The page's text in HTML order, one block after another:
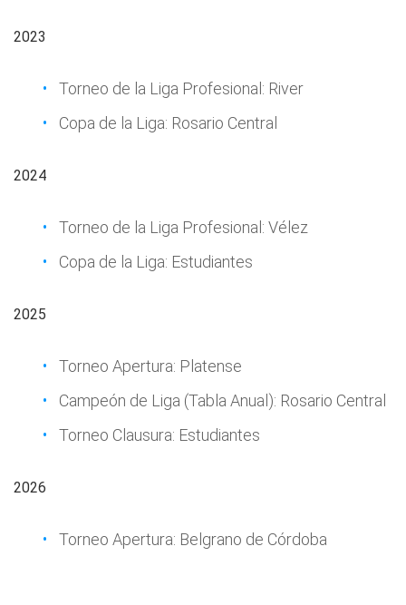
2023
Torneo de la Liga Profesional: River
Copa de la Liga: Rosario Central
2024
Torneo de la Liga Profesional: Vélez
Copa de la Liga: Estudiantes
2025
Torneo Apertura: Platense
Campeón de Liga (Tabla Anual): Rosario Central
Torneo Clausura: Estudiantes
2026
Torneo Apertura: Belgrano de Córdoba